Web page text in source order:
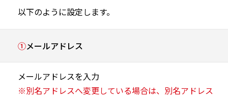
以下のように設定します。
①メールアドレス
メールアドレスを入力
※別名アドレスへ変更している場合は、別名アドレス